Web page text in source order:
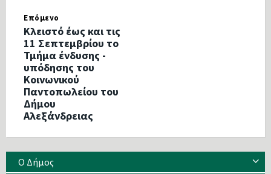
Επόμενο
Κλειστό έως και τις
11 Σεπτεμβρίου το
Τμήμα ένδυσης -
υπόδησης του
Κοινωνικού
Παντοπωλείου του
Δήμου
Αλεξάνδρειας
Ο Δήμος